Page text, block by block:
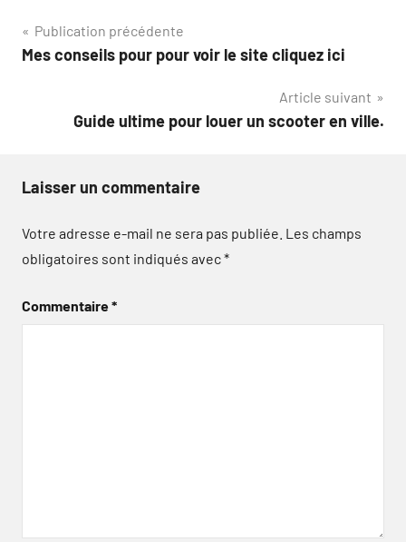
Navigation
de
Publication précédente
Mes conseils pour pour voir le site cliquez ici
Article suivant
Guide ultime pour louer un scooter en ville.
Laisser un commentaire
Votre adresse e-mail ne sera pas publiée. Les champs
obligatoires sont indiqués avec*
Commentaire*